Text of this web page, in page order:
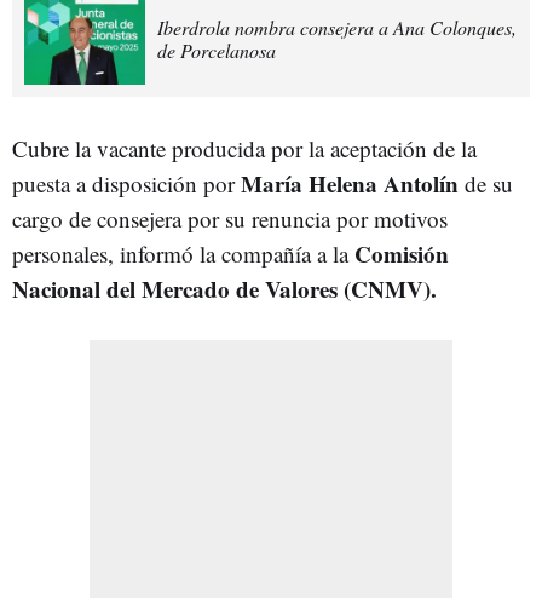
Iberdrola nombra consejera a Ana Colonques,
de Porcelanosa
Cubre la vacante producida por la aceptación de la
puesta a disposición porMaría Helena Antolín de su
cargo de consejera por su renuncia por motivos
personales, informó la compañía a la Comisión
Nacional del Mercado de Valores (CNMV).